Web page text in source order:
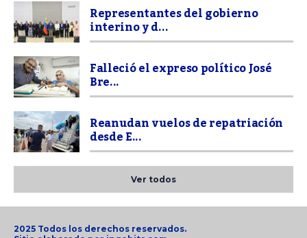
Representantes del gobierno
interino y d...
Falleció el expreso político José
Bre...
Reanudan vuelos de repatriación
desde E...
Ver todos
2025 Todos los derechos reservados.